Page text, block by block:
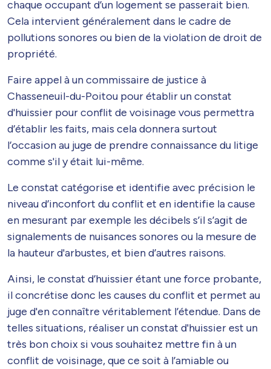
chaque occupant d’un logement se passerait bien.
Cela intervient généralement dans le cadre de
pollutions sonores ou bien de la violation de droit de
propriété.
Faire appel à un commissaire de justice à
Chasseneuil-du-Poitou pour établir un constat
d'huissier pour conflit de voisinage vous permettra
d’établir les faits, mais cela donnera surtout
l’occasion au juge de prendre connaissance du litige
comme s'il y était lui-même.
Le constat catégorise et identifie avec précision le
niveau d’inconfort du conflit et en identifie la cause
en mesurant par exemple les décibels s’il s’agit de
signalements de nuisances sonores ou la mesure de
la hauteur d'arbustes, et bien d’autres raisons.
Ainsi, le constat d’huissier étant une force probante,
il concrétise donc les causes du conflit et permet au
juge d'en connaître véritablement l’étendue. Dans de
telles situations, réaliser un constat d'huissier est un
très bon choix si vous souhaitez mettre fin à un
conflit de voisinage, que ce soit à l’amiable ou